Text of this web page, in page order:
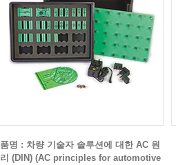
품명 : 차량 기술자 솔루션에 대한 AC 원
리 (DIN) (AC principles for automotive